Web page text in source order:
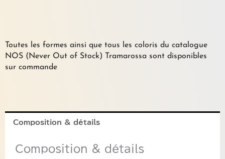
Toutes les formes ainsi que tous les coloris du catalogue
NOS (Never Out of Stock) Tramarossa sont disponibles
sur commande
Composition & détails
Composition & détails